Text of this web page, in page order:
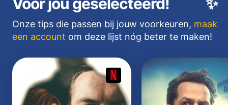
Onze tips die passen bij jouw voorkeuren, maak
een account om deze lijst nóg beter te maken!